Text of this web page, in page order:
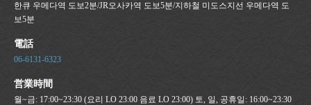
한큐 우메다역 도보2분/JR오사카역 도보5분/지하철 미도스지선 우메다역 도
보5분
電話
06-6131-6323
営業時間
월~금: 17:00~23:30 (요리 LO 23:00 음료 LO 23:00) 토, 일, 공휴일: 16:00~23:30